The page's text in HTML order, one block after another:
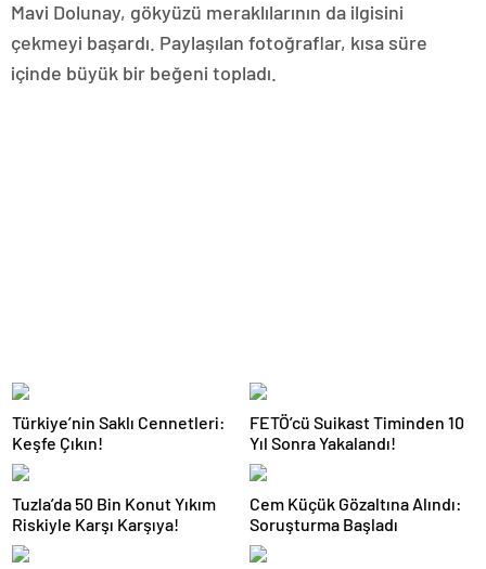
Mavi Dolunay, gökyüzü meraklılarının da ilgisini
çekmeyi başardı. Paylaşılan fotoğraflar, kısa süre
içinde büyük bir beğeni topladı.
Türkiye’nin Saklı Cennetleri:
Keşfe Çıkın!
FETÖ’cü Suikast Timinden 10
Yıl Sonra Yakalandı!
Tuzla’da 50 Bin Konut Yıkım
Riskiyle Karşı Karşıya!
Cem Küçük Gözaltına Alındı:
Soruşturma Başladı